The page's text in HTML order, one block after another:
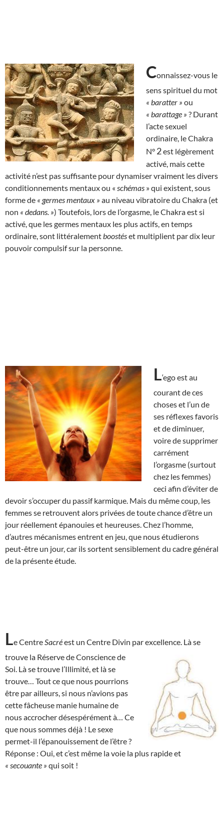
Connaissez-vous le
sens spirituel du mot
« baratter » ou
« barattage » ? Durant
l’acte sexuel
ordinaire, le Chakra
N° 2est légèrement
activé, mais cette
activité n’est pas suffisante pour dynamiser vraiment les divers
conditionnements mentaux ou « schémas » qui existent, sous
forme de « germes mentaux » au niveau vibratoire du Chakra (et
non « dedans. ») Toutefois, lors de l’orgasme, le Chakra est si
activé, que les germes mentaux les plus actifs, en temps
ordinaire, sont littéralement boostéset multiplient par dix leur
pouvoir compulsif sur la personne.
L‘ego est au
courant de ces
choses et l’un de
ses réflexes favoris
et de diminuer,
voire de supprimer
carrément
l’orgasme (surtout
chez les femmes)
ceci afin d’éviter de
devoir s’occuper du passif karmique. Mais du même coup, les
femmes se retrouvent alors privées de toute chance d’être un
jour réellement épanouies et heureuses. Chez l’homme,
d’autres mécanismes entrent en jeu, que nous étudierons
peut-être un jour, car ils sortent sensiblement du cadre général
de la présente étude.
Le Centre Sacréest un Centre Divin par excellence. Là se
trouve la Réserve deConscience de
Soi. Là se trouve l’Illimité, et là se
trouve… Tout ce que nous pourrions
être par ailleurs, si nous n’avions pas
cette fâcheuse manie humaine de
nous accrocher désespérément à… Ce
que nous sommes déjà ! Le sexe
permet-il l’épanouissement de l’être ?
Réponse : Oui, et c’est même la voie la plus rapide et
« secouante » qui soit !